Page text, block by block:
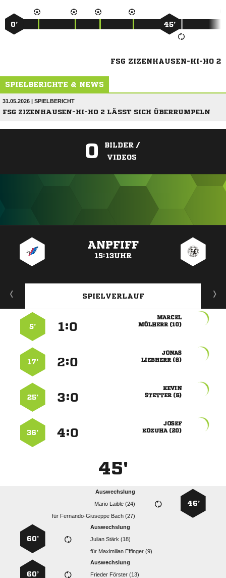
0’ 45’
FSG ZIZENHAUSEN-HI-HO 2
SPIELBERICHTE & NEWS
31.05.2026 | SPIELBERICHT
FSG ZIZENHAUSEN-HI-HO 2 LÄSST SICH ÜBERRUMPELN
0
BILDER /
VIDEOS
ANPFIFF
15:13UHR
SPIELVERLAUF

 
:
5’

 
:
17’

 
:
25’

 
:
36’
45'
46’
Auswechslung
  
für   
Auswechslung
  
für   
60’
Auswechslung
  
60’